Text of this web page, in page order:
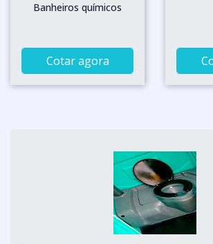
Banheiros químicos
Cotar agora